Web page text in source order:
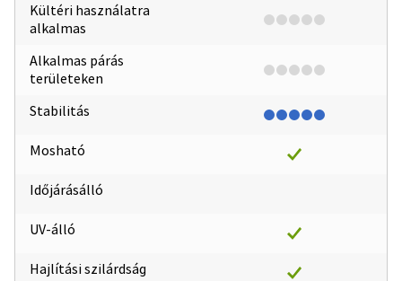
Kültéri használatra
alkalmas
Alkalmas párás
területeken
Stabilitás
Mosható
Időjárásálló
UV-álló
Hajlítási szilárdság